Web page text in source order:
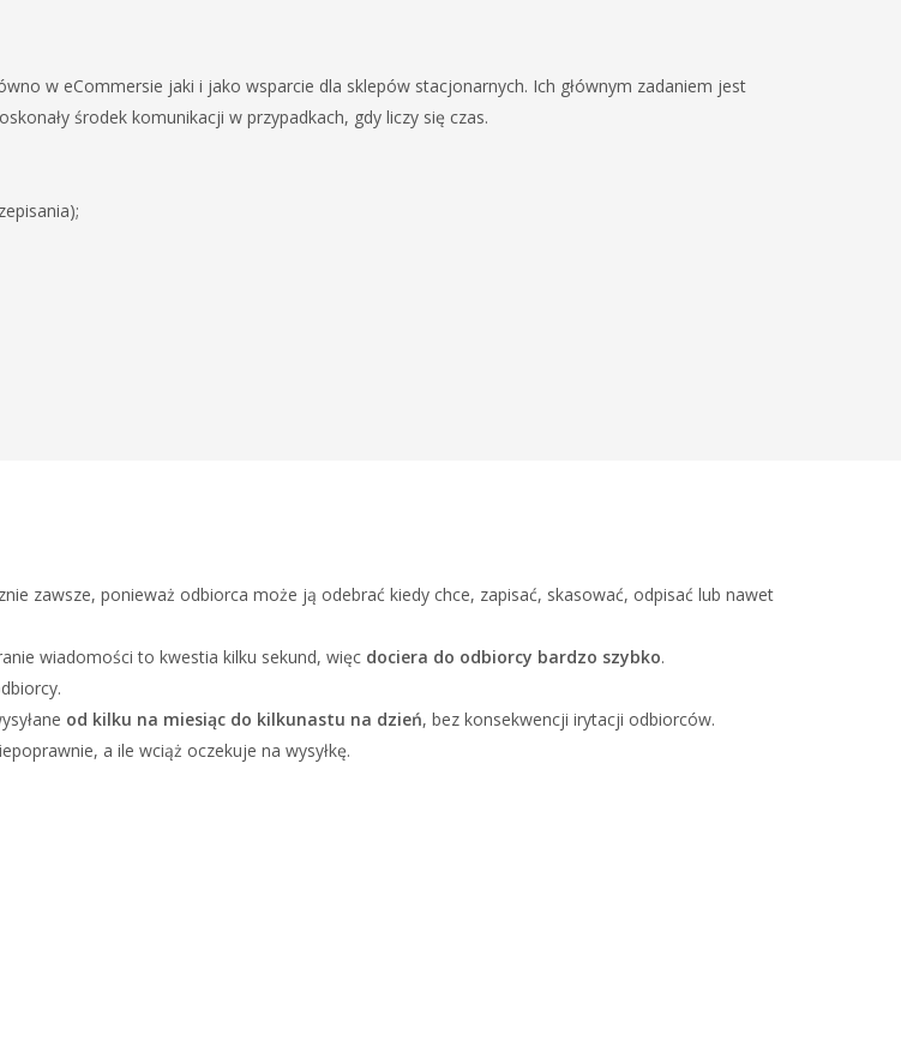
w eCommersie jaki i jako wsparcie dla sklepów stacjonarnych. Ich głównym zadaniem jest
środek komunikacji w przypadkach, gdy liczy się czas.
zawsze, ponieważ odbiorca może ją odebrać kiedy chce, zapisać, skasować, odpisać lub nawet
wiadomości to kwestia kilku sekund, więc dociera do odbiorcy bardzo szybko.
od kilku na miesiąc do kilkunastu na dzień, bez konsekwencji irytacji odbiorców.
a ile wciąż oczekuje na wysyłkę.